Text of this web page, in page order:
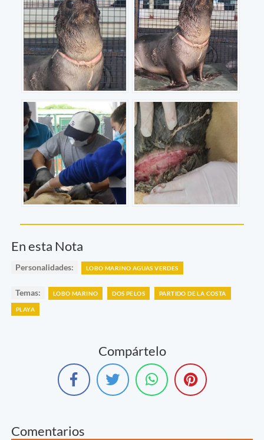
En esta Nota
Personalidades: LOBO MARINO AGUAS VERDES
Temas: LOBO MARINO DOS PELOS PARTIDO DE LA COSTA
PLAYA
Compártelo
Comentarios